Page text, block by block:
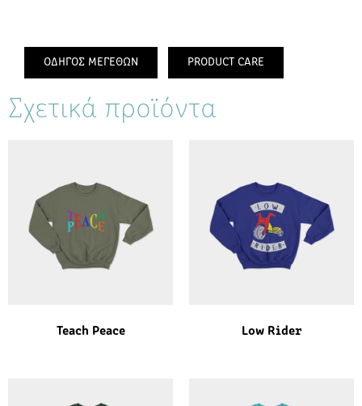
ΟΔΗΓΟΣ ΜΕΓΕΘΩΝ PRODUCT CARE
Σχετικά προϊόντα
Teach Peace Low Rider